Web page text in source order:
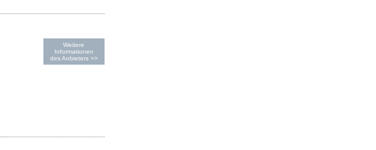
Weitere
Informationen
des Anbieters >>